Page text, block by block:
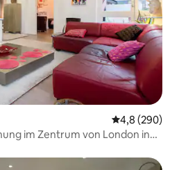
4,8 (290)
im Zentrum von London in